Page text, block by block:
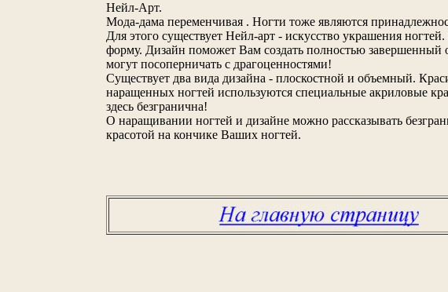
Нейл-Арт.
Мода-дама переменчивая . Ногти тоже являются
Для этого существует Нейл-арт - искусство украшения
форму. Дизайн поможет Вам создать полностью
могут посоперничать с драгоценностями!
Существует два вида дизайна - плоскостной и объемный.
наращенных ногтей используются специальные акриловые
здесь безгранична!
О наращивании ногтей и дизайне можно рассказывать
красотой на кончике Ваших ногтей.